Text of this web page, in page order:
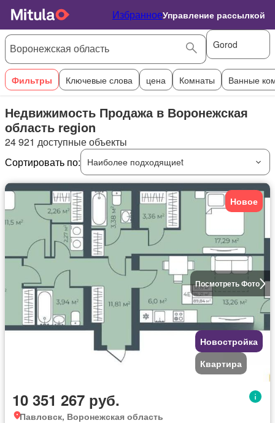
ИзбранноеУправление рассылкой
Gorod
Фильтры Ключевые слова цена Комнаты Ванные
Недвижимость Продажа в Воронежская
область region
24 921 доступные объекты
Сортировать по:
Наиболее подходящиеt
Посмотреть Фото
Новое
Новостройка
Квартира
10 351 267 руб.
Павловск, Воронежская область